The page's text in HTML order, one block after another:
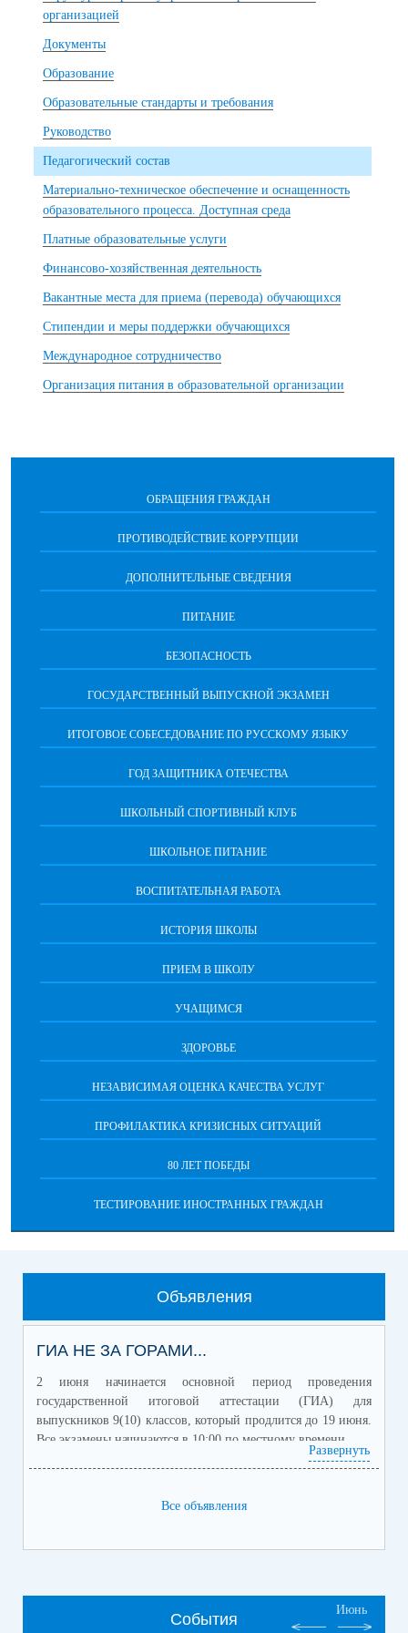
организацией
Документы
Образование
Образовательные стандарты и требования
Руководство
Педагогический состав
Материально-техническое обеспечение и оснащенность
образовательного процесса. Доступная среда
Платные образовательные услуги
Финансово-хозяйственная деятельность
Вакантные места для приема (перевода) обучающихся
Стипендии и меры поддержки обучающихся
Международное сотрудничество
Организация питания в образовательной организации
ОБРАЩЕНИЯ ГРАЖДАН
ПРОТИВОДЕЙСТВИЕ КОРРУПЦИИ
ДОПОЛНИТЕЛЬНЫЕ СВЕДЕНИЯ
ПИТАНИЕ
БЕЗОПАСНОСТЬ
ГОСУДАРСТВЕННЫЙ ВЫПУСКНОЙ ЭКЗАМЕН
ИТОГОВОЕ СОБЕСЕДОВАНИЕ ПО РУССКОМУ ЯЗЫКУ
ГОД ЗАЩИТНИКА ОТЕЧЕСТВА
ШКОЛЬНЫЙ СПОРТИВНЫЙ КЛУБ
ШКОЛЬНОЕ ПИТАНИЕ
ВОСПИТАТЕЛЬНАЯ РАБОТА
ИСТОРИЯ ШКОЛЫ
ПРИЕМ В ШКОЛУ
УЧАЩИМСЯ
ЗДОРОВЬЕ
НЕЗАВИСИМАЯ ОЦЕНКА КАЧЕСТВА УСЛУГ
ПРОФИЛАКТИКА КРИЗИСНЫХ СИТУАЦИЙ
80 ЛЕТ ПОБЕДЫ
ТЕСТИРОВАНИЕ ИНОСТРАННЫХ ГРАЖДАН
Объявления
ГИА НЕ ЗА ГОРАМИ...
2 июня начинается основной период проведения
государственной итоговой аттестации (ГИА) для
выпускников 9(10) классов, который продлится до 19 июня.
Все экзамены начинаются в 10:00 по местному времени.
Для получения аттестата об основном общем образовании
здоровья, дети-инвалиды и инвалиды для получения
предметы (русский язык и математику) в форме ОГЭ и
(или) государственного выпускного экзамена (ГВЭ).
Развернуть
Все объявления
События
Июнь